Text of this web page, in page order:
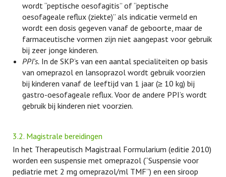
wordt “peptische oesofagitis” of “peptische
oesofageale reflux (ziekte)” als indicatie vermeld en
wordt een dosis gegeven vanaf de geboorte, maar de
farmaceutische vormen zijn niet aangepast voor gebruik
bij zeer jonge kinderen.
PPI’s. In de SKP’s van een aantal specialiteiten op basis
van omeprazol en lansoprazol wordt gebruik voorzien
bij kinderen vanaf de leeftijd van 1 jaar (≥ 10 kg) bij
gastro-oesofageale reflux. Voor de andere PPI’s wordt
gebruik bij kinderen niet voorzien.
3.2. Magistrale bereidingen
In het Therapeutisch Magistraal Formularium (editie 2010)
worden een suspensie met omeprazol (“Suspensie voor
pediatrie met 2 mg omeprazol/ml TMF”) en een siroop